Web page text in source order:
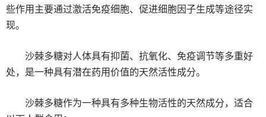
些作用主要通过激活免疫细胞、促进细胞因子生成等途径实
现。
沙棘多糖对人体具有抑菌、抗氧化、免疫调节等多重好
处，是一种具有潜在药用价值的天然活性成分‌。
沙棘多糖作为一种具有多种生物活性的天然成分，适合